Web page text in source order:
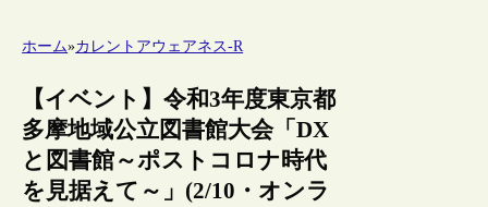
ホーム»カレントアウェアネス-R
【イベント】令和3年度東京都
多摩地域公立図書館大会「DX
と図書館～ポストコロナ時代
を見据えて～」(2/10・オンラ